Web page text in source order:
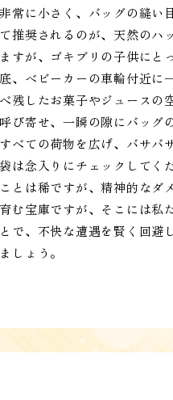
常に小さく、バッグの縫
推奨されるのが、天然の
すが、ゴキブリの子供にと
、ベビーカーの車輪付近
残したお菓子やジュースの
び寄せ、一瞬の隙にバッ
べての荷物を広げ、バサバ
は念入りにチェックして
とは稀ですが、精神的な
む宝庫ですが、そこには私
で、不快な遭遇を賢く回
しょう。